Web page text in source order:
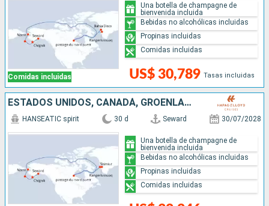
Comidas incluidas US$ 30,789 Tasas incluidas
Una botella de champagne de
bienvenida incluida
Bebidas no alcohólicas incluidas
Propinas incluidas
Comidas incluidas
ESTADOS UNIDOS, CANADÁ, GROENLANDIA
HANSEATIC spirit 30 d Seward 30/07/2028
Una botella de champagne de
bienvenida incluida
Bebidas no alcohólicas incluidas
Propinas incluidas
Comidas incluidas